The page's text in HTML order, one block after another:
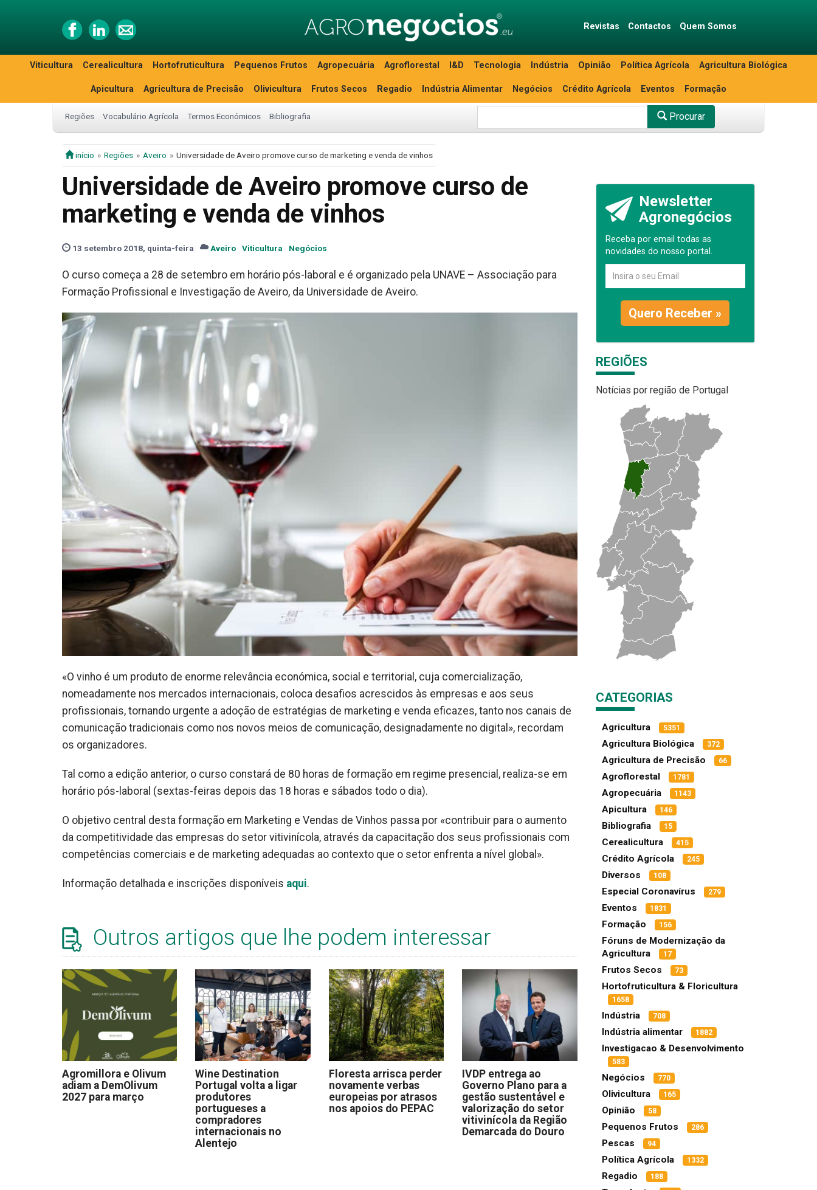
Revistas Contactos Quem Somos
Viticultura Cerealicultura Hortofruticultura Pequenos Frutos Agropecuária Agroflorestal I&D Tecnologia Indústria Opinião Política Agrícola Agricultura Biológica
Apicultura Agricultura de Precisão Olivicultura Frutos Secos Regadio Indústria Alimentar Negócios Crédito Agrícola Eventos Formação
Regiões Vocabulário Agrícola Termos Económicos Bibliografia Procurar
início Regiões Aveiro Universidade de Aveiro promove curso de marketing e venda de vinhos
Universidade de Aveiro promove curso de
marketing e venda de vinhos
13 setembro 2018, quinta-feira Aveiro Viticultura Negócios
O curso começa a 28 de setembro em horário pós-laboral e é organizado pela UNAVE – Associação para
Formação Profissional e Investigação de Aveiro, da Universidade de Aveiro.
«O vinho é um produto de enorme relevância económica, social e territorial, cuja comercialização,
nomeadamente nos mercados internacionais, coloca desafios acrescidos às empresas e aos seus
profissionais, tornando urgente a adoção de estratégias de marketing e venda eficazes, tanto nos canais de
comunicação tradicionais como nos novos meios de comunicação, designadamente no digital», recordam
os organizadores.
Tal como a edição anterior, o curso constará de 80 horas de formação em regime presencial, realiza-se em
horário pós-laboral (sextas-feiras depois das 18 horas e sábados todo o dia).
O objetivo central desta formação em Marketing e Vendas de Vinhos passa por «contribuir para o aumento
da competitividade das empresas do setor vitivinícola, através da capacitação dos seus profissionais com
competências comerciais e de marketing adequadas ao contexto que o setor enfrenta a nível global».
Informação detalhada e inscrições disponíveis aqui.
Outros artigos que lhe podem interessar
Agromillora e Olivum
adiam a DemOlivum
2027 para março
Wine Destination
Portugal volta a ligar
produtores
portugueses a
compradores
internacionais no
Alentejo
Floresta arrisca perder
novamente verbas
europeias por atrasos
nos apoios do PEPAC
IVDP entrega ao
Governo Plano para a
gestão sustentável e
valorização do setor
vitivinícola da Região
Demarcada do Douro
Newsletter
Agronegócios
Receba por email todas as
novidades do nosso portal.
Quero Receber »
REGIÕES
Notícias por região de Portugal
CATEGORIAS
Agricultura 5351
Agricultura Biológica 372
Agricultura de Precisão 66
Agroflorestal 1781
Agropecuária 1143
Apicultura 146
Bibliografia 15
Cerealicultura 415
Crédito Agrícola 245
Diversos 108
Especial Coronavírus 279
Eventos 1831
Formação 156
Fóruns de Modernização da
Agricultura
17
Frutos Secos 73
Hortofruticultura & Floricultura
1658
Indústria 708
Indústria alimentar 1882
Investigacao & Desenvolvimento
583
Negócios 770
Olivicultura 165
Opinião 58
Pequenos Frutos 286
Pescas 94
Política Agrícola 1332
Regadio 188